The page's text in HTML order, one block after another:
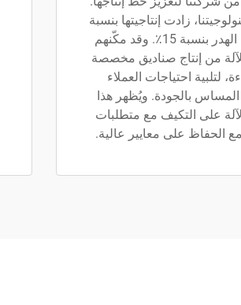
زادت إنتاجيتها بنسبة
30٪ مع تقليل الهدر بنسبة 15٪. وقد مكّنهم
للآلة من إنتاج صناديق مخصصة
لتلبية احتياجات العملاء
بالجودة. ويُظهر هذا
على التكيف مع متطلبات
مع الحفاظ على معايير عالية.